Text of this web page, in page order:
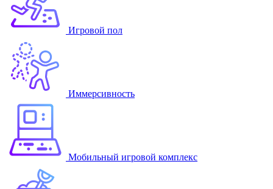
Игровой пол
Иммерсивность
Мобильный игровой комплекс